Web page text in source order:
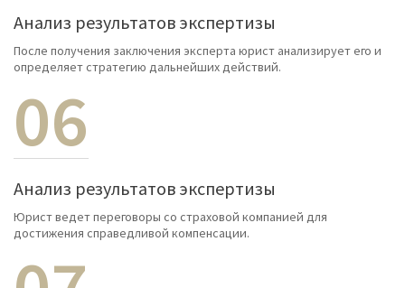
Анализ результатов экспертизы
После получения заключения эксперта юрист анализирует его и
определяет стратегию дальнейших действий.
06
Анализ результатов экспертизы
Юрист ведет переговоры со страховой компанией для
достижения справедливой компенсации.